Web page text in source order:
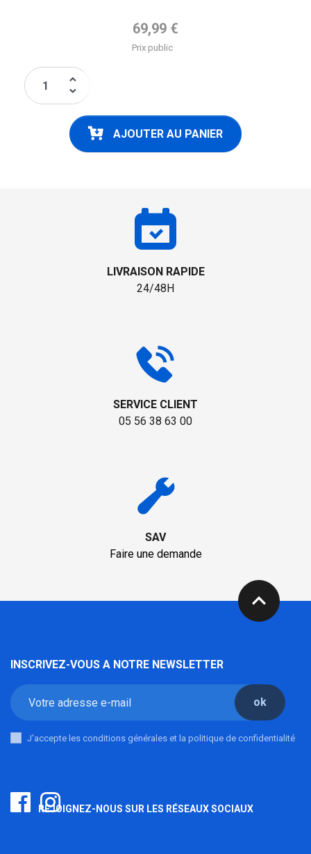
Prix de base
69,99 €
Prix public
keyboard_arrow_up
keyboard_arrow_down
AJOUTER AU PANIER
LIVRAISON RAPIDE
24/48H
SERVICE CLIENT
05 56 38 63 00
SAV
Faire une demande
expand_less
INSCRIVEZ-VOUS A NOTRE NEWSLETTER
ok
J'accepte les conditions générales et la politique de confidentialité
REJOIGNEZ-NOUS SUR LES RÉSEAUX SOCIAUX